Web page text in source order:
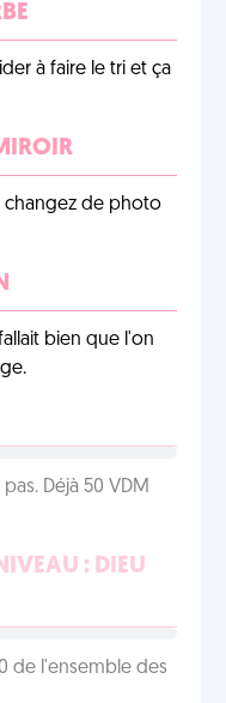
à faire le tri et ça
changez de photo
bien que l'on
Déjà 50 VDM
: DIEU
de l'ensemble des